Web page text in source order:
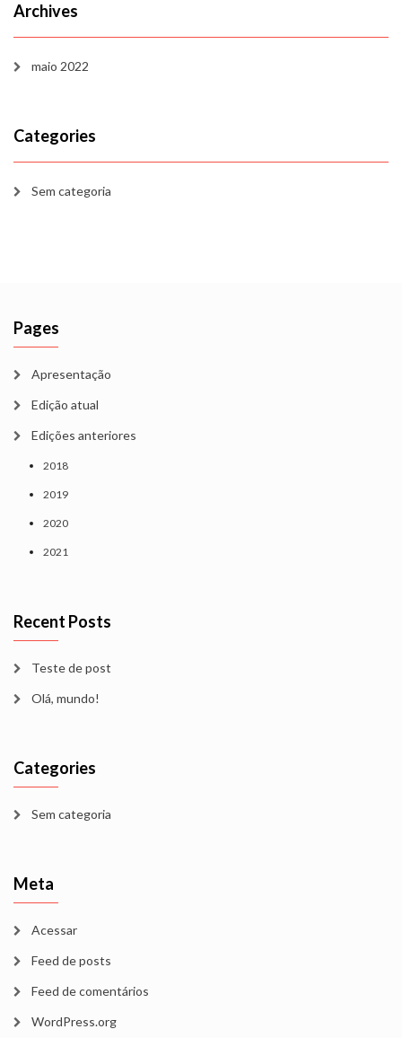
Archives
maio 2022
Categories
Sem categoria
Pages
Apresentação
Edição atual
Edições anteriores
2018
2019
2020
2021
Recent Posts
Teste de post
Olá, mundo!
Categories
Sem categoria
Meta
Acessar
Feed de posts
Feed de comentários
WordPress.org